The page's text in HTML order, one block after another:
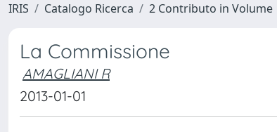
IRIS Catalogo Ricerca 2 Contributo in Volume
La Commissione
AMAGLIANI R
2013-01-01